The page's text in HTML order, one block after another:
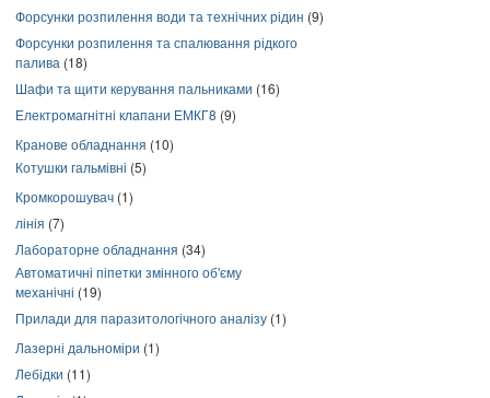
Форсунки розпилення води та технічних рідин (9)
Форсунки розпилення та спалювання рідкого
палива (18)
Шафи та щити керування пальниками (16)
Електромагнітні клапани ЕМКГ8 (9)
Кранове обладнання (10)
Котушки гальмівні (5)
Кромкорошувач (1)
лінія (7)
Лабораторне обладнання (34)
Автоматичні піпетки змінного об'єму
механічні (19)
Прилади для паразитологічного аналізу (1)
Лазерні дальноміри (1)
Лебідки (11)